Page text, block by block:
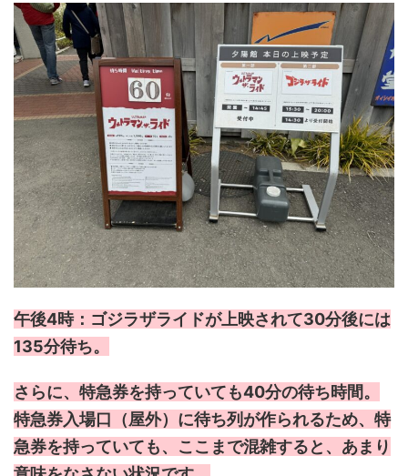
午後4時：ゴジラザライドが上映されて30分後には
135分待ち。
さらに、特急券を持っていても40分の待ち時間。
特急券入場口（屋外）に待ち列が作られるため、特
急券を持っていても、ここまで混雑すると、あまり